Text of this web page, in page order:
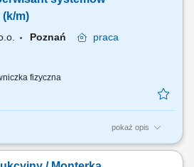
m)
Poznań
praca
fizyczna
pokaż opis
systemów zabezpieczeń elektronicznych